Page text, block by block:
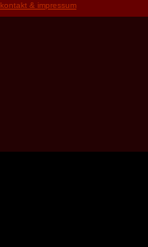
kontakt & impressum